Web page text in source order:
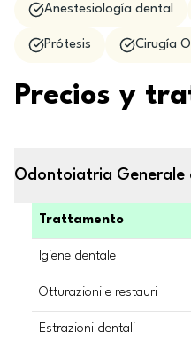
Anestesiología dental
Prótesis Cirugía
Precios y
Odontoiatria Generale
Trattamento
Igiene dentale
Otturazioni e restauri
Estrazioni dentali